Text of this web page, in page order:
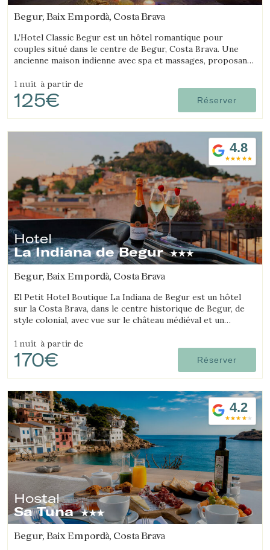
Begur, Baix Empordà, Costa Brava
L’Hotel Classic Begur est un hôtel romantique pour
couples situé dans le centre de Begur, Costa Brava. Une
ancienne maison indienne avec spa et massages, proposant
1 nuit à partir de
125€ Réserver
4.8
Hotel
La Indiana de Begur
Begur, Baix Empordà, Costa Brava
El Petit Hotel Boutique La Indiana de Begur est un hôtel
sur la Costa Brava, dans le centre historique de Begur, de
style colonial, avec vue sur le château médiéval et un
1 nuit à partir de
170€ Réserver
4.2
Hostal
Sa Tuna
Begur, Baix Empordà, Costa Brava